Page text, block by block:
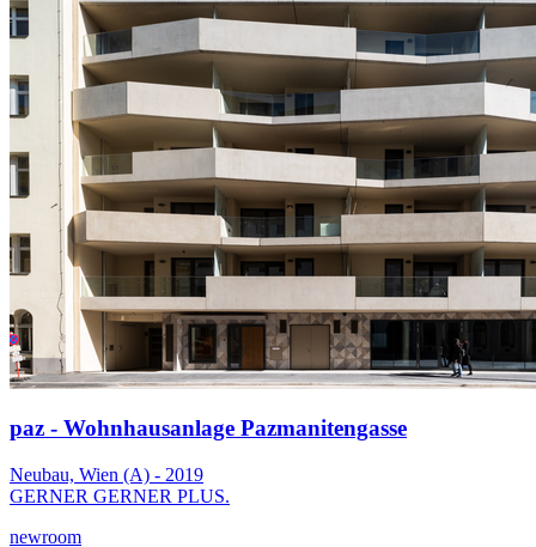
paz - Wohnhausanlage Pazmanitengasse
Neubau, Wien (A) - 2019
GERNER GERNER PLUS.
newroom